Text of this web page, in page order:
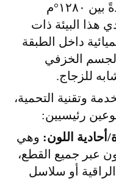
عند درجات حرارة مرتفعة، عادةً بين ١٢٨٠°م
هذا البيئة ذات
داخل الطبقة
الجسم الخزفي
للزجاج.
وتقنية التحمية،
رئيسيين:
وهي
عبر جميع القطع،
أو سلاسل